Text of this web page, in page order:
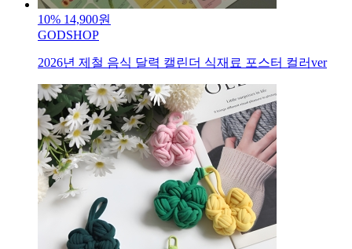
10% 14,900원
GODSHOP
2026년 제철 음식 달력 캘린더 식재료 포스터 컬러ver